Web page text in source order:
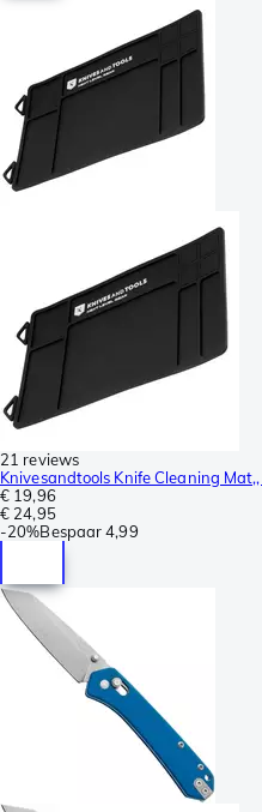
21 reviews
Knivesandtools Knife Cleaning
€ 19,96
€ 24,95
-20%Bespaar 4,99